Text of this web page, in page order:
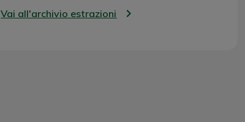
Vai all'archivio estrazioni